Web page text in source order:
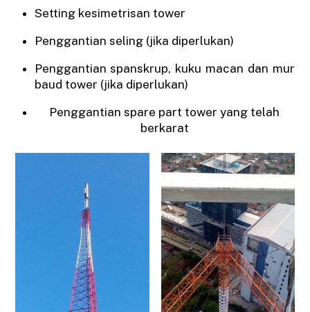
Setting kesimetrisan tower
Penggantian seling (jika diperlukan)
Penggantian spanskrup, kuku macan dan mur
baud tower (jika diperlukan)
Penggantian spare part tower yang telah
berkarat